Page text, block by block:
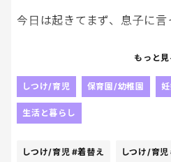
今日は起きてまず、息子に言
お母さんね、喧嘩したくない
だからね、お着替えとかお
すぐやってくれる？
やらない意地悪しないでくれ
笑って幼稚園に行ってほし
もっと見
しつけ/育児 保育園/幼稚園
生活と暮らし
しつけ/育児 #着替え しつけ/育児